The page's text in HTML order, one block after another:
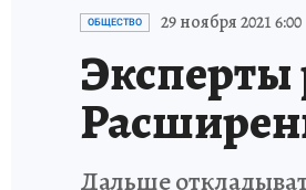
ИСПЫТАНО НА
ОБЩЕСТВО 29 ноября 2021 6:00
Эксперты
Дальше